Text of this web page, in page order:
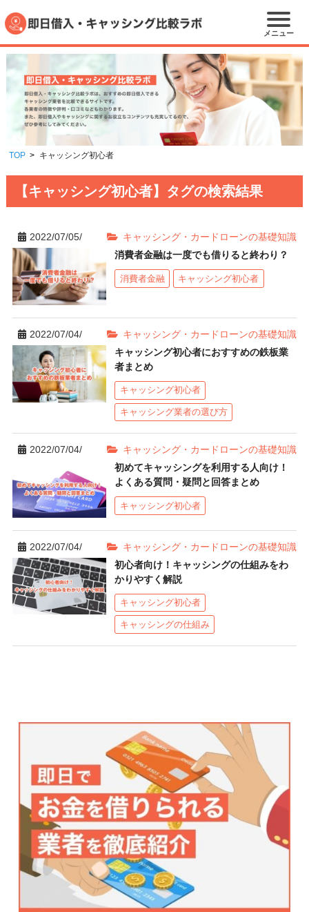
メニュー
TOP キャッシング初心者
【キャッシング初心者】タグの検索結果
キャッシング・カードローンの基礎知識
2022/07/05/
消費者金融は一度でも借りると終わり？
消費者金融 キャッシング初心者
キャッシング・カードローンの基礎知識
2022/07/04/
キャッシング初心者におすすめの鉄板業
者まとめ
キャッシング初心者
キャッシング業者の選び方
キャッシング・カードローンの基礎知識
2022/07/04/
初めてキャッシングを利用する人向け！
よくある質問・疑問と回答まとめ
キャッシング初心者
キャッシング・カードローンの基礎知識
2022/07/04/
初心者向け！キャッシングの仕組みをわ
かりやすく解説
キャッシング初心者
キャッシングの仕組み